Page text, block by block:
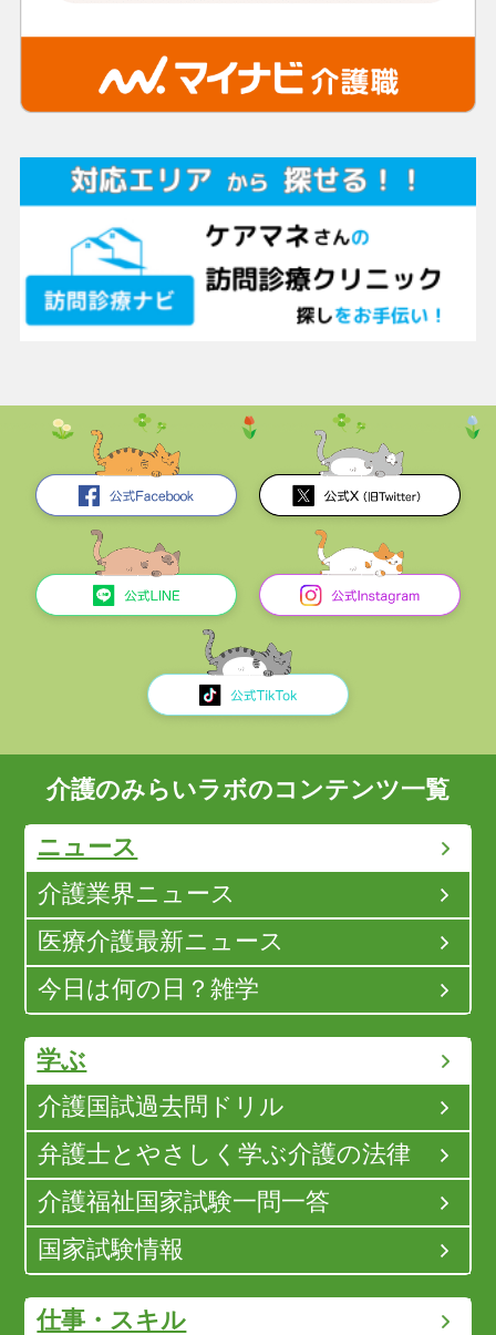
介護のみらいラボのコンテンツ一覧
ニュース
介護業界ニュース
医療介護最新ニュース
今日は何の日？雑学
学ぶ
介護国試過去問ドリル
弁護士とやさしく学ぶ介護の法律
介護福祉国家試験一問一答
国家試験情報
仕事・スキル